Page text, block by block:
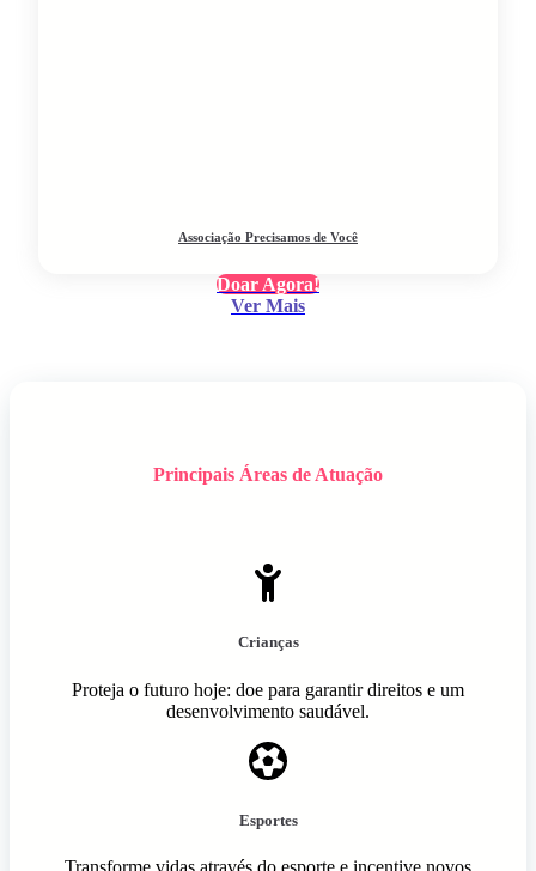
Associação Precisamos de Você
Doar Agora!
Ver Mais
Principais Áreas de Atuação
Crianças
Proteja o futuro hoje: doe para garantir direitos e um
desenvolvimento saudável.
Esportes
Transforme vidas através do esporte e incentive novos